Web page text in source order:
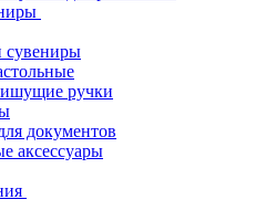
сувениры
ручки
документов
аксессуары